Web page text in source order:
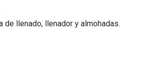
de llenado, llenador y almohadas.